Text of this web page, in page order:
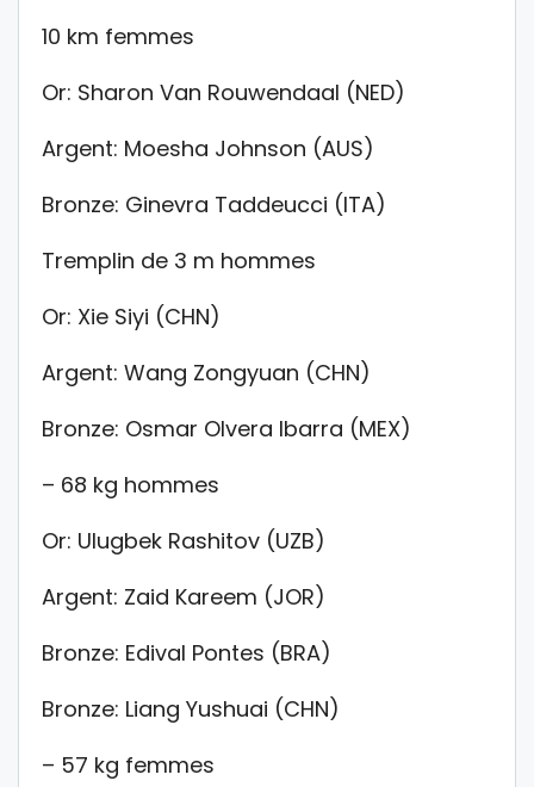
10 km femmes
Or: Sharon Van Rouwendaal (NED)
Argent: Moesha Johnson (AUS)
Bronze: Ginevra Taddeucci (ITA)
Tremplin de 3 m hommes
Or: Xie Siyi (CHN)
Argent: Wang Zongyuan (CHN)
Bronze: Osmar Olvera Ibarra (MEX)
– 68 kg hommes
Or: Ulugbek Rashitov (UZB)
Argent: Zaid Kareem (JOR)
Bronze: Edival Pontes (BRA)
Bronze: Liang Yushuai (CHN)
– 57 kg femmes